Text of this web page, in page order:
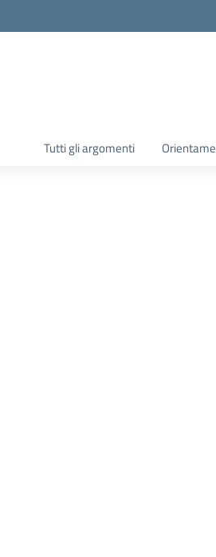
Tutti gli argomenti